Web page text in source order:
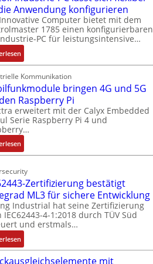
Anwendung konfigurieren
Computer bietet mit dem
1785 einen konfigurierbaren
PC für leistungsintensive…
:
1
9
-
Z
o
l
l
-
I
d
u
s
t
r
i
e
Kommunikation
bringen 4G und 5G
Raspberry Pi
erweitert mit der Calyx Embedded
Serie Raspberry Pi 4 und
:
M
b
i
l
f
u
n
k
Zertifizierung bestätigt
ML3 für sichere Entwicklung
Industrial hat seine Zertifizierung
IEC62443-4-1:2018 durch TÜV Süd
und erstmals…
:
I
E
mit